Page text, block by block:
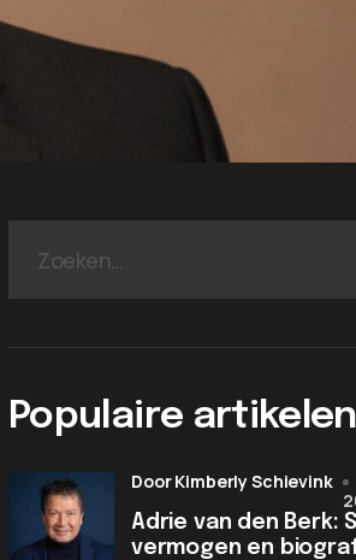
Populaire artikelen
Adrie van den Berk:
vermogen en
door Kimberly Schievink